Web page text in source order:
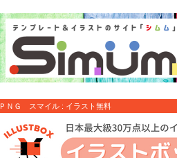
ＰＮＧ スマイル : イラスト無料